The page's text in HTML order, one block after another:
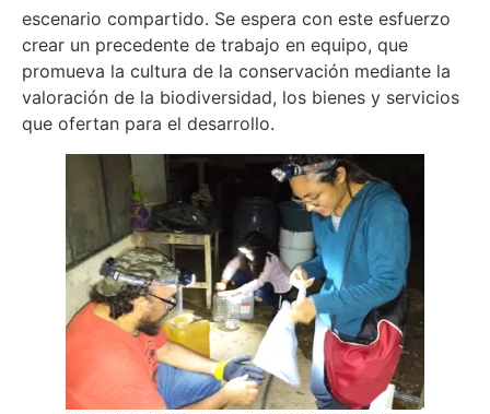
escenario compartido. Se espera con este esfuerzo
crear un precedente de trabajo en equipo, que
promueva la cultura de la conservación mediante la
valoración de la biodiversidad, los bienes y servicios
que ofertan para el desarrollo.